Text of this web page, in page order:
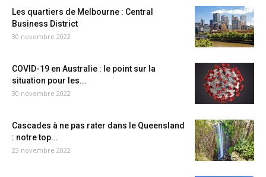
Les quartiers de Melbourne : Central
Business District
30 novembre 2022
COVID-19 en Australie : le point sur la
situation pour les...
30 novembre 2022
Cascades à ne pas rater dans le Queensland
: notre top...
23 novembre 2022